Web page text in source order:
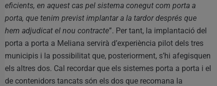
eficients, en aquest cas pel sistema conegut com porta a
porta, que tenim previst implantar a la tardor després que
hem adjudicat el nou contracte”. Per tant, la implantació del
porta a porta a Meliana servirà d’experiència pilot dels tres
municipis i la possibilitat que, posteriorment, s’hi afegisquen
els altres dos. Cal recordar que els sistemes porta a porta i el
de contenidors tancats són els dos que recomana la